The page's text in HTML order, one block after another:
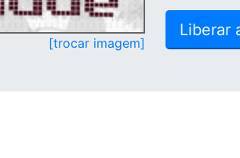
[trocar imagem]